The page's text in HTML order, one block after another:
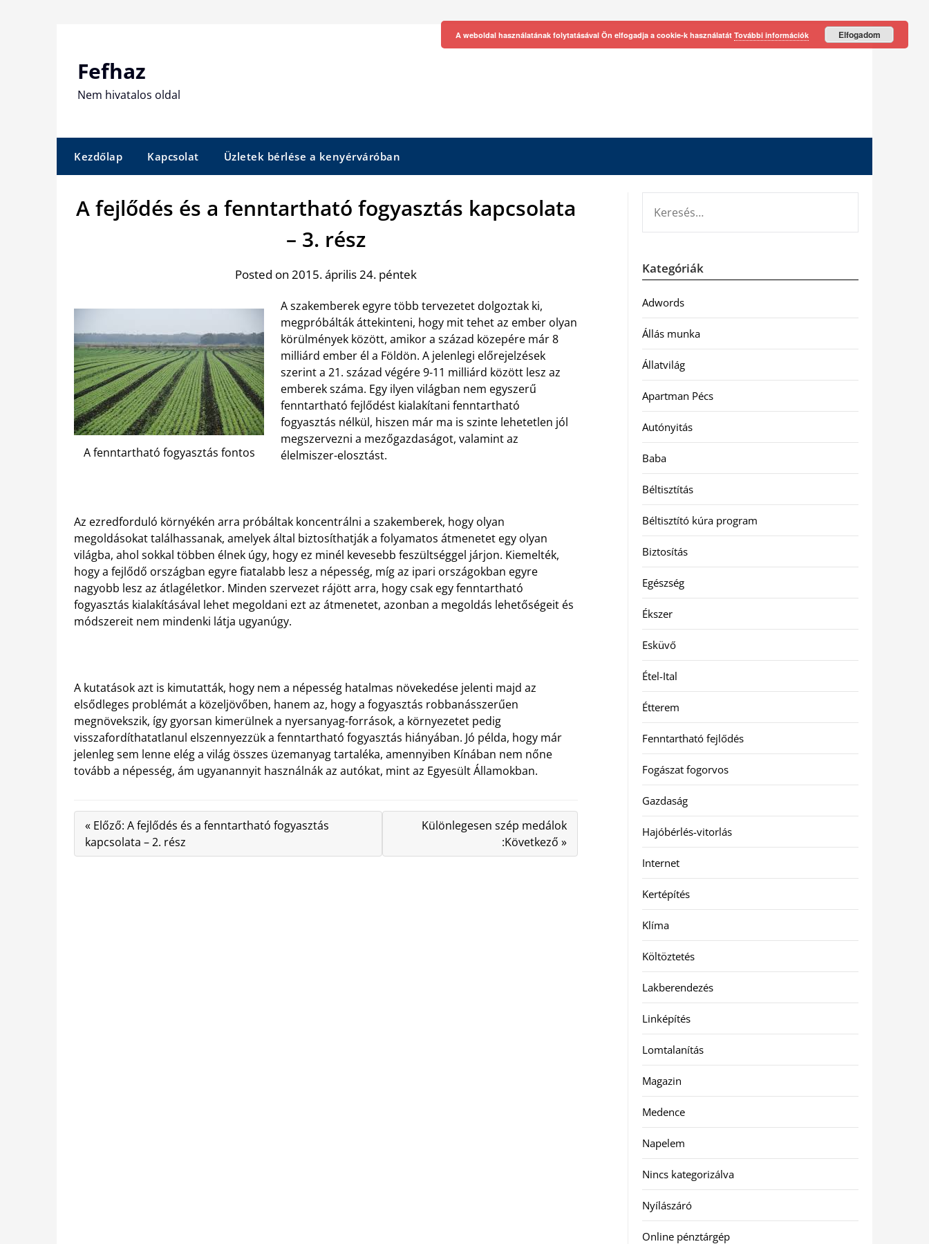
Fefhaz
Nem hivatalos oldal
Kezdőlap Kapcsolat Üzletek bérlése a kenyérváróban
A fejlődés és a fenntartható fogyasztás kapcsolata
– 3. rész
Posted on 2015. április 24. péntek
A fenntartható fogyasztás fontos
A szakemberek egyre több tervezetet dolgoztak ki,
megpróbálták áttekinteni, hogy mit tehet az ember olyan
körülmények között, amikor a század közepére már 8
milliárd ember él a Földön. A jelenlegi előrejelzések
szerint a 21. század végére 9-11 milliárd között lesz az
emberek száma. Egy ilyen világban nem egyszerű
fenntartható fejlődést kialakítani fenntartható
fogyasztás nélkül, hiszen már ma is szinte lehetetlen jól
megszervezni a mezőgazdaságot, valamint az
élelmiszer-elosztást.
Az ezredforduló környékén arra próbáltak koncentrálni a szakemberek, hogy olyan
megoldásokat találhassanak, amelyek által biztosíthatják a folyamatos átmenetet egy olyan
világba, ahol sokkal többen élnek úgy, hogy ez minél kevesebb feszültséggel járjon. Kiemelték,
hogy a fejlődő országban egyre fiatalabb lesz a népesség, míg az ipari országokban egyre
nagyobb lesz az átlagéletkor. Minden szervezet rájött arra, hogy csak egy fenntartható
fogyasztás kialakításával lehet megoldani ezt az átmenetet, azonban a megoldás lehetőségeit és
módszereit nem mindenki látja ugyanúgy.
A kutatások azt is kimutatták, hogy nem a népesség hatalmas növekedése jelenti majd az
elsődleges problémát a közeljövőben, hanem az, hogy a fogyasztás robbanásszerűen
megnövekszik, így gyorsan kimerülnek a nyersanyag-források, a környezetet pedig
visszafordíthatatlanul elszennyezzük a fenntartható fogyasztás hiányában. Jó példa, hogy már
jelenleg sem lenne elég a világ összes üzemanyag tartaléka, amennyiben Kínában nem nőne
tovább a népesség, ám ugyanannyit használnák az autókat, mint az Egyesült Államokban.
« Előző: A fejlődés és a fenntartható fogyasztás
kapcsolata – 2. rész
Különlegesen szép medálok
:Következő »
Kategóriák
Adwords
Állás munka
Állatvilág
Apartman Pécs
Autónyitás
Baba
Béltisztítás
Béltisztító kúra program
Biztosítás
Egészség
Ékszer
Esküvő
Étel-Ital
Étterem
Fenntartható fejlődés
Fogászat fogorvos
Gazdaság
Hajóbérlés-vitorlás
Internet
Kertépítés
Klíma
Költöztetés
Lakberendezés
Linképítés
Lomtalanítás
Magazin
Medence
Napelem
Nincs kategorizálva
Nyílászáró
Online pénztárgép
A weboldal használatának folytatásával Ön elfogadja a cookie-k használatát További információk Elfogadom